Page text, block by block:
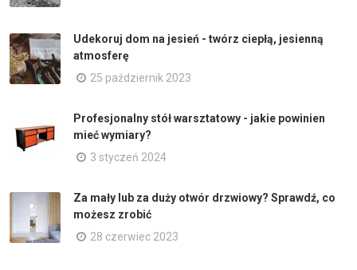
Udekoruj dom na jesień - twórz ciepłą, jesienną
atmosferę
25 październik 2023
Profesjonalny stół warsztatowy - jakie powinien
mieć wymiary?
3 styczeń 2024
Za mały lub za duży otwór drzwiowy? Sprawdź, co
możesz zrobić
28 czerwiec 2023